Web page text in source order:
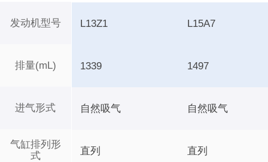
发动机型号
排量(mL)
进气形式
气缸排列形
式
L13Z1 L15A7
1339 1497
自然吸气 自然吸气
直列 直列